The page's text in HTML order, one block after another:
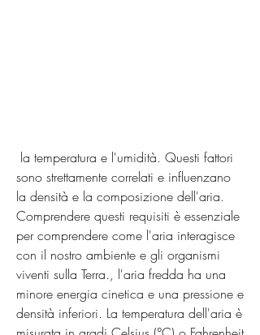
sono strettamente correlati e influenzano
la densità e la composizione dell'aria.
Comprendere questi requisiti è essenziale
per comprendere come l'aria interagisce
con il nostro ambiente e gli organismi
viventi sulla Terra., l'aria fredda ha una
minore energia cinetica e una pressione e
densità inferiori. La temperatura dell'aria è